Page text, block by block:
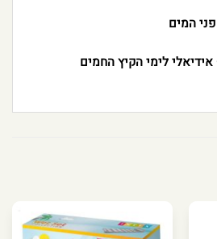
המים
אידיאלי לימי הקיץ החמים